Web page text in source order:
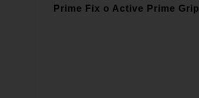
Prime Fix o Active Prime Grip